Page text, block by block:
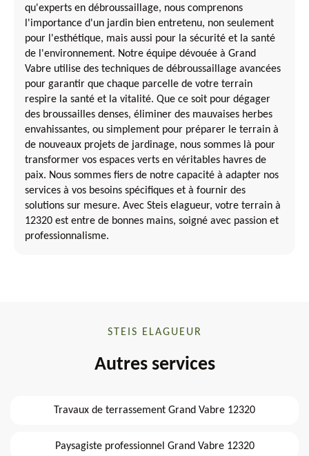
qu'experts en débroussaillage, nous comprenons
l'importance d'un jardin bien entretenu, non seulement
pour l'esthétique, mais aussi pour la sécurité et la santé
de l'environnement. Notre équipe dévouée à Grand
Vabre utilise des techniques de débroussaillage avancées
pour garantir que chaque parcelle de votre terrain
respire la santé et la vitalité. Que ce soit pour dégager
des broussailles denses, éliminer des mauvaises herbes
envahissantes, ou simplement pour préparer le terrain à
de nouveaux projets de jardinage, nous sommes là pour
transformer vos espaces verts en véritables havres de
paix. Nous sommes fiers de notre capacité à adapter nos
services à vos besoins spécifiques et à fournir des
solutions sur mesure. Avec Steis elagueur, votre terrain à
12320 est entre de bonnes mains, soigné avec passion et
professionnalisme.
STEIS ELAGUEUR
Autres services
Travaux de terrassement Grand Vabre 12320
Paysagiste professionnel Grand Vabre 12320